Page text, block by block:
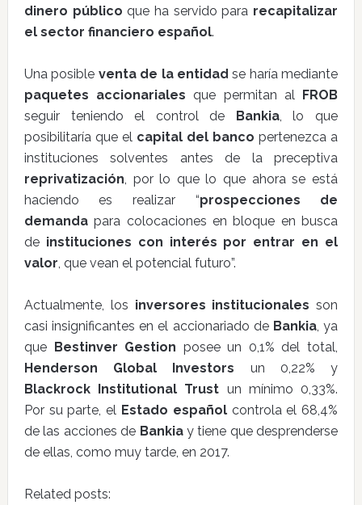
dinero público que ha servido para recapitalizar
el sector financiero español.
Una posible venta de la entidad se haría mediante
paquetes accionariales que permitan al FROB
seguir teniendo el control de Bankia, lo que
posibilitaría que el capital del banco pertenezca a
instituciones solventes antes de la preceptiva
reprivatización, por lo que lo que ahora se está
haciendo es realizar “prospecciones de
demandapara colocaciones en bloque en busca
de instituciones con interés por entrar en el
valor, que vean el potencial futuro”.
Actualmente, los inversores institucionales son
casi insignificantes en el accionariado de Bankia, ya
que Bestinver Gestion posee un 0,1% del total,
Henderson Global Investors un 0,22% y
Blackrock Institutional Trust un mínimo 0,33%.
Por su parte, el Estado españolcontrola el 68,4%
de las acciones de Bankiay tiene que desprenderse
de ellas, como muy tarde, en 2017.
Related posts: